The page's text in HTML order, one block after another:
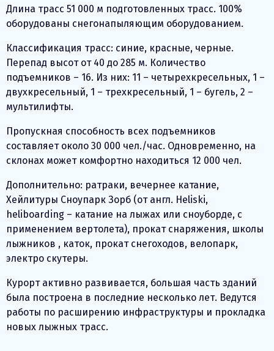
Длина трасс 51 000 м подготовленных трасс. 100%
оборудованы снегонапыляющим оборудованием.
Классификация трасс: синие, красные, черные.
Перепад высот от 40 до 285 м. Количество
подъемников – 16. Из них: 11 – четырехкресельных, 1 –
двухкресельный, 1 – трехкресельный, 1 – бугель, 2 –
мультилифты.
Пропускная способность всех подъемников
составляет около 30 000 чел./час. Одновременно, на
склонах может комфортно находиться 12 000 чел.
Дополнительно: ратраки, вечернее катание,
Хейлитуры Сноупарк Зорб (от англ. Heliski,
heliboarding – катание на лыжах или сноуборде, с
применением вертолета), прокат снаряжения, школы
лыжников , каток, прокат снегоходов, велопарк,
электро скутеры.
Курорт активно развивается, большая часть зданий
была построена в последние несколько лет. Ведутся
работы по расширению инфраструктуры и прокладка
новых лыжных трасс.